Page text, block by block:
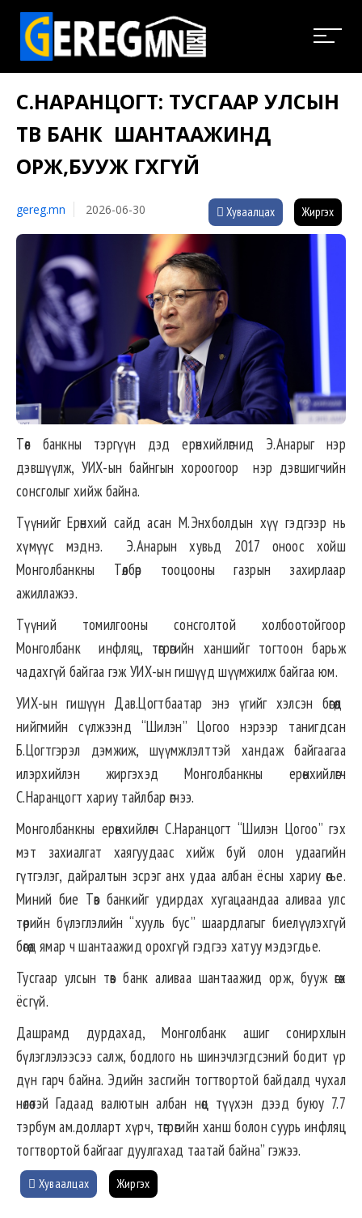
С.НАРАНЦОГТ: ТУСГААР УЛСЫН
ТӨВ БАНК ШАНТААЖИНД
ОРЖ,БУУЖ ӨГӨХГҮЙ
gereg.mn 2026-06-30 Хуваалцах Жиргэх
Төв банкны тэргүүн дэд ерөнхийлөгчид Э.Анарыг нэр
дэвшүүлж, УИХ-ын байнгын хороогоор нэр дэвшигчийн
сонсголыг хийж байна.
Түүнийг Ерөнхий сайд асан М.Энхболдын хүү гэдгээр нь
хүмүүс мэднэ. Э.Анарын хувьд 2017 оноос хойш
Монголбанкны Төлбөр тооцооны газрын захирлаар
ажиллажээ.
Түүний томилгооны сонсголтой холбоотойгоор
Монголбанк инфляц, төгрөгийн ханшийг тогтоон барьж
чадахгүй байгаа гэж УИХ-ын гишүүд шүүмжилж байгаа юм.
УИХ-ын гишүүн Дав.Цогтбаатар энэ үгийг хэлсэн бөгөөд
нийгмийн сүлжээнд “Шилэн” Цогоо нэрээр танигдсан
Б.Цогтгэрэл дэмжиж, шүүмжлэлттэй хандаж байгаагаа
илэрхийлэн жиргэхэд Монголбанкны ерөнхийлөгч
С.Наранцогт хариу тайлбар өгчээ.
Монголбанкны ерөнхийлөгч С.Наранцогт “Шилэн Цогоо” гэх
мэт захиалгат хаягуудаас хийж буй олон удаагийн
гүтгэлэг, дайралтын эсрэг анх удаа албан ёсны хариу өгье.
Миний бие Төв банкийг удирдах хугацаандаа аливаа улс
төрийн бүлэглэлийн “хууль бус” шаардлагыг биелүүлэхгүй
бөгөөд ямар ч шантаажид орохгүй гэдгээ хатуу мэдэгдье.
Тусгаар улсын төв банк аливаа шантаажид орж, бууж өгөх
ёсгүй.
Дашрамд дурдахад, Монголбанк ашиг сонирхлын
бүлэглэлээсээ салж, бодлого нь шинэчлэгдсэний бодит үр
дүн гарч байна. Эдийн засгийн тогтвортой байдалд чухал
нөлөөтэй Гадаад валютын албан нөөц түүхэн дээд буюу 7.7
тэрбум ам.долларт хүрч, төгрөгийн ханш болон суурь инфляц
тогтвортой байгааг дуулгахад таатай байна” гэжээ.
Хуваалцах Жиргэх